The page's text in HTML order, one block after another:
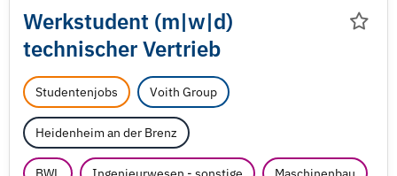
Werkstudent (m|w|d)
technischer Vertrieb
Studentenjobs Voith Group
Heidenheim an der Brenz